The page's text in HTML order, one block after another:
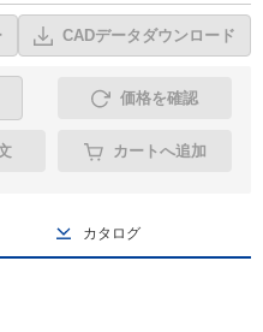
CADデータダウンロード
価格を確認
カートへ追加
カタログ